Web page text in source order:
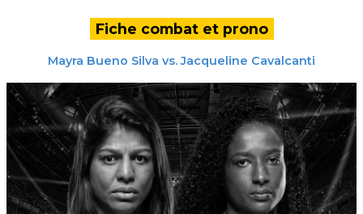
Fiche combat et prono
Mayra Bueno Silva vs. Jacqueline Cavalcanti